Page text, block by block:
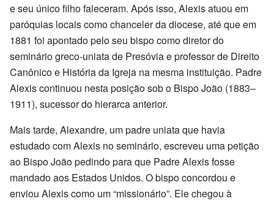
e seu único filho faleceram. Após isso, Alexis atuou em
paróquias locais como chanceler da diocese, até que em
1881 foi apontado pelo seu bispo como diretor do
seminário greco-uniata de Presóvia e professor de Direito
Canônico e História da Igreja na mesma instituição. Padre
Alexis continuou nesta posição sob o Bispo João (1883–
1911), sucessor do hierarca anterior.
Mais tarde, Alexandre, um padre uniata que havia
estudado com Alexis no seminário, escreveu uma petição
ao Bispo João pedindo para que Padre Alexis fosse
mandado aos Estados Unidos. O bispo concordou e
enviou Alexis como um “missionário”. Ele chegou à